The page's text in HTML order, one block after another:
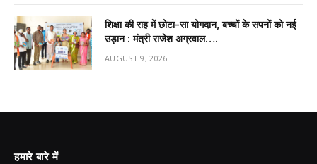
शिक्षा की राह में छोटा-सा योगदान, बच्चों के सपनों को नई
उड़ान : मंत्री राजेश अग्रवाल….
AUGUST 9, 2026
हमारे बारे में